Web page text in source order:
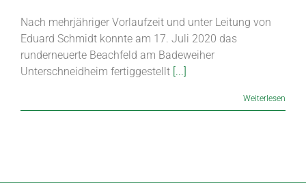
Nach mehrjähriger Vorlaufzeit und unter Leitung von
Eduard Schmidt konnte am 17. Juli 2020 das
runderneuerte Beachfeld am Badeweiher
Unterschneidheim fertiggestellt [...]
Weiterlesen